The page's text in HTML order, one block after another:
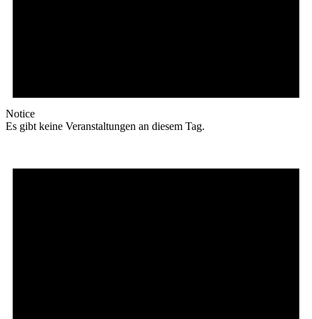
Notice
Es gibt keine Veranstaltungen an diesem Tag.